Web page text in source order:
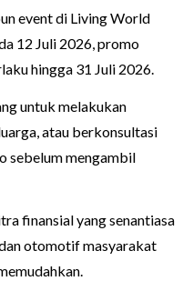
event di Living World
12 Juli 2026, promo
hingga 31 Juli 2026.
untuk melakukan
atau berkonsultasi
sebelum mengambil
finansial yang senantiasa
otomotif masyarakat